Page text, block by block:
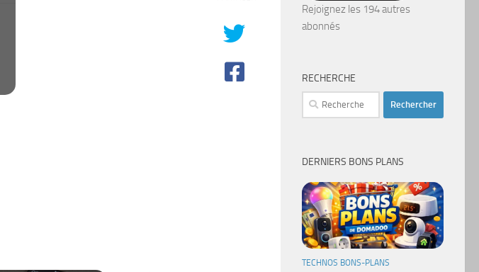
mail
Rejoignez les 194 autres
abonnés
RECHERCHE
Rechercher :
DERNIERS BONS PLANS
TECHNOS BONS-PLANS